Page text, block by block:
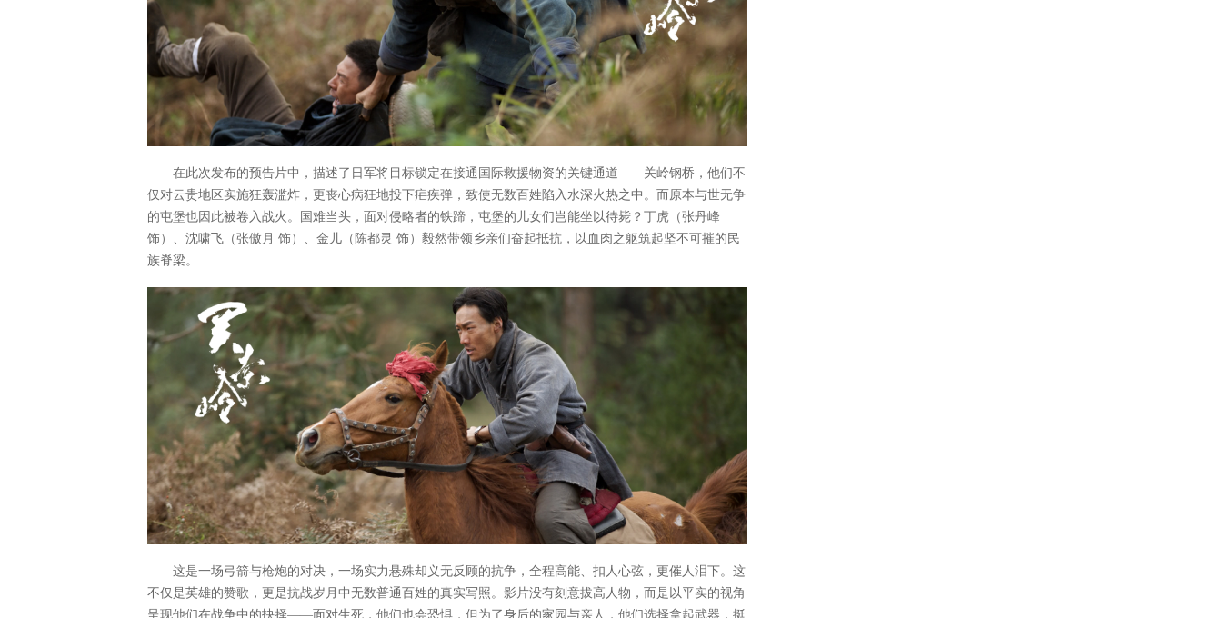
在此次发布的预告片中，描述了日军将目标锁定在接通国际救援物资的关键通道——关岭钢桥，他们不
仅对云贵地区实施狂轰滥炸，更丧心病狂地投下疟疾弹，致使无数百姓陷入水深火热之中。而原本与世无争
的屯堡也因此被卷入战火。国难当头，面对侵略者的铁蹄，屯堡的儿女们岂能坐以待毙？丁虎（张丹峰
饰）、沈啸飞（张傲月 饰）、金儿（陈都灵 饰）毅然带领乡亲们奋起抵抗，以血肉之躯筑起坚不可摧的民
族脊梁。
这是一场弓箭与枪炮的对决，一场实力悬殊却义无反顾的抗争，全程高能、扣人心弦，更催人泪下。这
不仅是英雄的赞歌，更是抗战岁月中无数普通百姓的真实写照。影片没有刻意拔高人物，而是以平实的视角
呈现他们在战争中的抉择——面对生死，他们也会恐惧，但为了身后的家园与亲人，他们选择拿起武器，挺